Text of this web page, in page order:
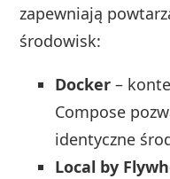
zapewniają
środowisk:
Docker –
Compose
identyczne
Local by